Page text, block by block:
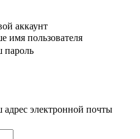
аккаунт
имя пользователя
пароль
электронной почты